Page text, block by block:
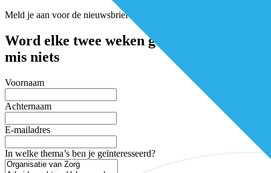
Meld je aan voor de nieuwsbrief
Word elke twee weken geïnspireerd en
mis niets
Voornaam
Achternaam
E-mailadres
In welke thema’s ben je geïnteresseerd?